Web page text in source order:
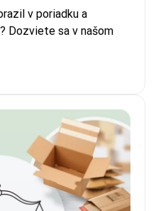
v poriadku a
Dozviete sa v našom